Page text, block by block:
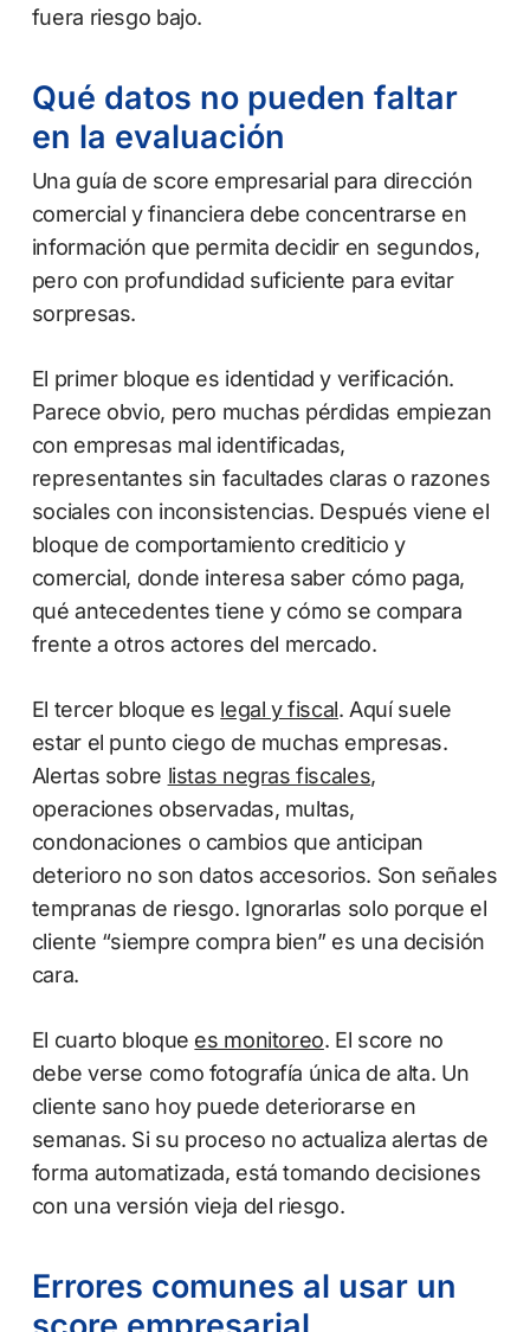
fuera riesgo bajo.
Qué datos no pueden faltar
en la evaluación
Una guía de score empresarial para dirección
comercial y financiera debe concentrarse en
información que permita decidir en segundos,
pero con profundidad suficiente para evitar
sorpresas.
El primer bloque es identidad y verificación.
Parece obvio, pero muchas pérdidas empiezan
con empresas mal identificadas,
representantes sin facultades claras o razones
sociales con inconsistencias. Después viene el
bloque de comportamiento crediticio y
comercial, donde interesa saber cómo paga,
qué antecedentes tiene y cómo se compara
frente a otros actores del mercado.
El tercer bloque es legal y fiscal. Aquí suele
estar el punto ciego de muchas empresas.
Alertas sobre listas negras fiscales,
operaciones observadas, multas,
condonaciones o cambios que anticipan
deterioro no son datos accesorios. Son señales
tempranas de riesgo. Ignorarlas solo porque el
cliente “siempre compra bien” es una decisión
cara.
El cuarto bloque es monitoreo. El score no
debe verse como fotografía única de alta. Un
cliente sano hoy puede deteriorarse en
semanas. Si su proceso no actualiza alertas de
forma automatizada, está tomando decisiones
con una versión vieja del riesgo.
Errores comunes al usar un